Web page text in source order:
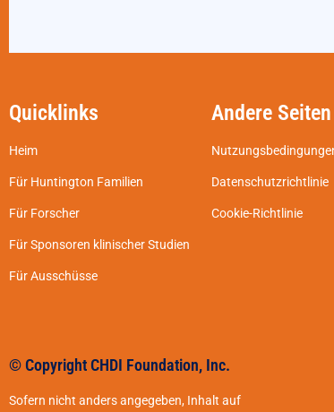
Quicklinks
Heim
Für Huntington Familien
Für Forscher
Für Sponsoren klinischer Studien
Für Ausschüsse
Andere Seiten
Datenschutzrichtlinie
Cookie-Richtlinie
© Copyright CHDI Foundation, Inc.
Sofern nicht anders angegeben, Inhalt auf